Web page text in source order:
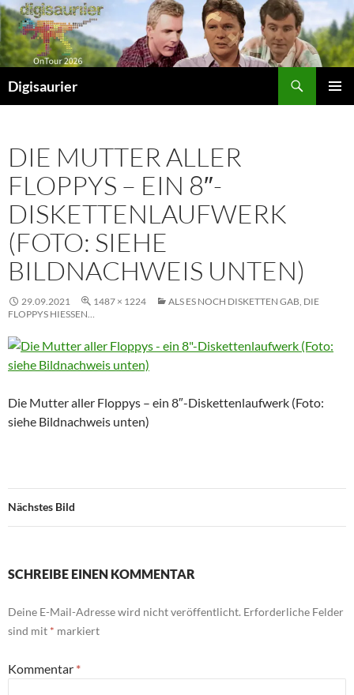
Zum
Inhalt
springen
Digisaurier
DIE MUTTER ALLER
FLOPPYS – EIN 8″-
DISKETTENLAUFWERK
(FOTO: SIEHE
BILDNACHWEIS UNTEN)
29.09.2021 1487 × 1224
ALS ES NOCH DISKETTEN GAB, DIE
FLOPPYS HIESSEN…
Die Mutter aller Floppys – ein 8″-Diskettenlaufwerk (Foto:
siehe Bildnachweis unten)
Nächstes Bild
SCHREIBE EINEN KOMMENTAR
Deine E-Mail-Adresse wird nicht veröffentlicht. Erforderliche Felder
sind mit * markiert
Kommentar *